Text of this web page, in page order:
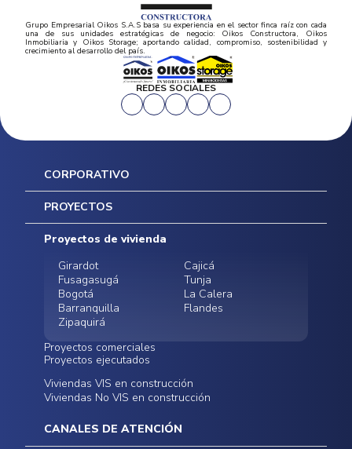
Grupo Empresarial Oikos S.A.S basa su experiencia en el sector finca raíz con cada
una de sus unidades estratégicas de negocio: Oikos Constructora, Oikos
Inmobiliaria y Oikos Storage; aportando calidad, compromiso, sostenibilidad y
crecimiento al desarrollo del país.
REDES SOCIALES
CORPORATIVO
Inicio
Postventas
Contratación Directa
Noticias
PROYECTOS
Proyectos de vivienda
Girardot
Cajicá
Fusagasugá
Tunja
Bogotá
La Calera
Barranquilla
Flandes
Zipaquirá
Proyectos comerciales
Funza
Infinitum Zentral
Bodegas - ALMAX
Centro Comercial
Proyectos ejecutados
Conoce nuestros
proyectos ejecutados
Viviendas VIS en construcción
Viviendas No VIS en construcción
CANALES DE ATENCIÓN